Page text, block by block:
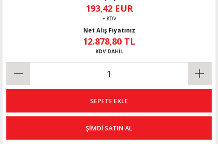
193,42 EUR
+ KDV
Net Alış Fiyatınız
12.878,80 TL
KDV DAHİL
SEPETE EKLE
ŞİMDİ SATIN AL